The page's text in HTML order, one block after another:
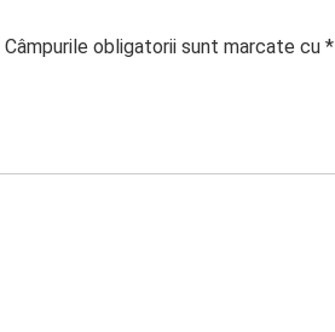
Câmpurile obligatorii sunt marcate cu *